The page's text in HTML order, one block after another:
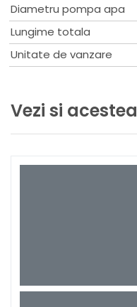
Diametru pompa apa
Lungime totala
Unitate de vanzare
Vezi si acestea